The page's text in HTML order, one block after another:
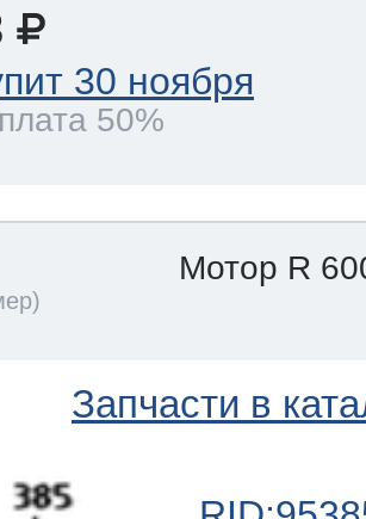
30 ноября
50%
Мотор R
Запчасти в